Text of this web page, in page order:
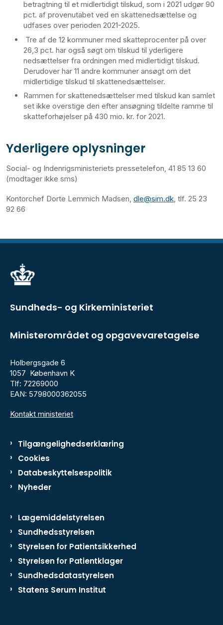
betragtning til et midlertidigt tilskud, som i 2021 udgør 90
pct. af provenutabet ved en skattenedsættelse og
udfases over perioden 2021-2025.
Tre af de 12 kommuner med skatteprocenter på over
26,3 pct. har også søgt om tilskud til yderligere
nedsættelser fra ordningen med midlertidigt tilskud.
Derudover har 11 andre kommuner ansøgt om det
midlertidige tilskud til skattenedsættelser.
Rammen for skattenedsættelser med tilskud kan samlet
set ikke overstige den efter ansøgning tildelte ramme til
skatteforhøjelser på 430 mio. kr. for 2021.
Yderligere oplysninger
Social- og Indenrigsministeriets pressetelefon, 41 85 13 60
(modtager ikke sms)
Kontorchef Dorte Lemmich Madsen, dle@sim.dk , tlf. 25 23
92 66
Sundheds- og Kirkeministeriet
Ministerområdet og opgavevaretagelse
Holbergsgade 6
1057 København K
Tlf: 72269000
EAN: 5798000362055
Kontakt ministeriet
Tilgængelighedserklæring
Cookies
Databeskyttelsespolitik
Nyheder
Lægemiddelstyrelsen
Sundhedsstyrelsen
Styrelsen for Patientsikkerhed
Styrelsen for Patientklager
Sundhedsdatastyrelsen
Statens Serum Institut